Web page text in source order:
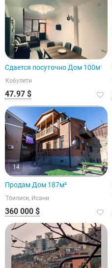
7
Сдается посуточно Дом 100м²
Кобулети
47.97 $
14
Продам Дом 187м²
Тбилиси, Исани
360 000 $